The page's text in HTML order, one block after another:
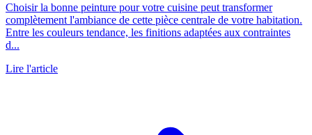
Choisir la bonne peinture pour votre cuisine peut transformer
complètement l'ambiance de cette pièce centrale de votre habitation.
Entre les couleurs tendance, les finitions adaptées aux contraintes
d...
Lire l'article